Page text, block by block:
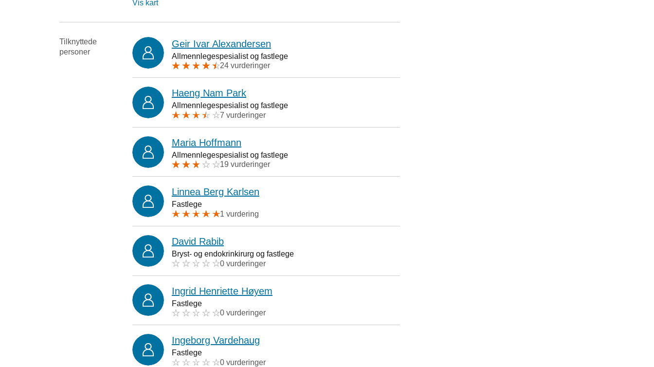
Vis kart
Tilknyttede
personer
Geir Ivar Alexandersen
Allmennlegespesialist og fastlege
24 vurderinger
Haeng Nam Park
Allmennlegespesialist og fastlege
7 vurderinger
Maria Hoffmann
Allmennlegespesialist og fastlege
19 vurderinger
Linnea Berg Karlsen
Fastlege
1 vurdering
David Rabib
Bryst- og endokrinkirurg og fastlege
0 vurderinger
Ingrid Henriette Høyem
Fastlege
0 vurderinger
Ingeborg Vardehaug
Fastlege
0 vurderinger